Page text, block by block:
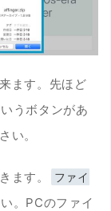
ます。先ほど
うボタンがあ
い。
ます。
ファイ
。PCのファイ